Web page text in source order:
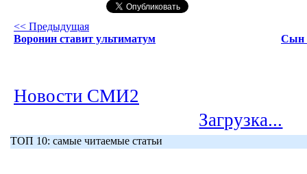
<< Предыдущая
Воронин ставит ультиматум
Сын
Новости СМИ2
Загрузка...
ТОП 10: самые читаемые статьи